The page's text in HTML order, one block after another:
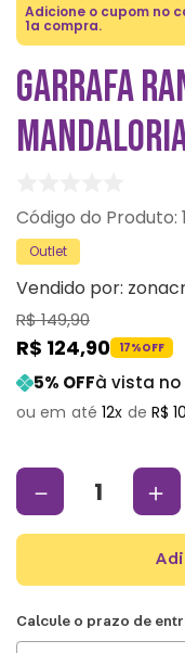
Adicione o cupom no
1a compra.
GARRAFA
:
Outlet
Vendido por:
R$149,90
R$ 124,90 17%OFF
5% OFFà vista no
12 R$ 10
＋
－